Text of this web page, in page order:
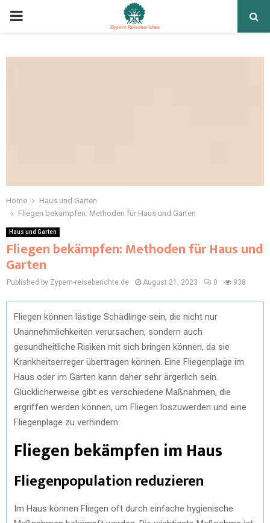
Home
Haus und Garten
Fliegen bekämpfen: Methoden für Haus und Garten
Haus und Garten
Fliegen bekämpfen: Methoden für Haus und
Garten
Published by Zypern-reiseberichte.de August 21, 2023 0 938
Fliegen können lästige Schädlinge sein, die nicht nur
Unannehmlichkeiten verursachen, sondern auch
gesundheitliche Risiken mit sich bringen können, da sie
Krankheitserreger übertragen können. Eine Fliegenplage im
Haus oder im Garten kann daher sehr ärgerlich sein.
Glücklicherweise gibt es verschiedene Maßnahmen, die
ergriffen werden können, um Fliegen loszuwerden und eine
Fliegenplage zu verhindern.
Fliegen bekämpfen im Haus
Fliegenpopulation reduzieren
Im Haus können Fliegen oft durch einfache hygienische